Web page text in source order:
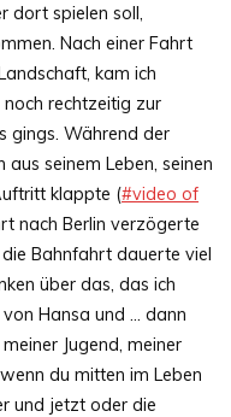
dort spielen soll,
Nach einer Fahrt
kam ich
rechtzeitig zur
gings. Während der
seinem Leben, seinen
klappte (#video of
nach Berlin verzögerte
Bahnfahrt dauerte viel
über das, das ich
Hansa und … dann
Jugend, meiner
du mitten im Leben
und jetzt oder die